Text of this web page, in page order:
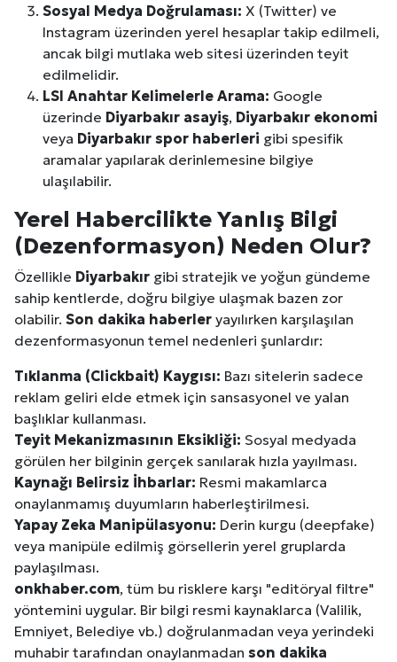
Sosyal Medya Doğrulaması: X (Twitter) ve
Instagram üzerinden yerel hesaplar takip edilmeli,
ancak bilgi mutlaka web sitesi üzerinden teyit
edilmelidir.
LSI Anahtar Kelimelerle Arama: Google
üzerinde Diyarbakır asayiş, Diyarbakır ekonomi
veya Diyarbakır spor haberleri gibi spesifik
aramalar yapılarak derinlemesine bilgiye
ulaşılabilir.
Yerel Habercilikte Yanlış Bilgi
(Dezenformasyon) Neden Olur?
Özellikle Diyarbakır gibi stratejik ve yoğun gündeme
sahip kentlerde, doğru bilgiye ulaşmak bazen zor
olabilir. Son dakika haberler yayılırken karşılaşılan
dezenformasyonun temel nedenleri şunlardır:
Tıklanma (Clickbait) Kaygısı: Bazı sitelerin sadece
reklam geliri elde etmek için sansasyonel ve yalan
başlıklar kullanması.
Teyit Mekanizmasının Eksikliği: Sosyal medyada
görülen her bilginin gerçek sanılarak hızla yayılması.
Kaynağı Belirsiz İhbarlar: Resmi makamlarca
onaylanmamış duyumların haberleştirilmesi.
Yapay Zeka Manipülasyonu: Derin kurgu (deepfake)
veya manipüle edilmiş görsellerin yerel gruplarda
paylaşılması.
onkhaber.com, tüm bu risklere karşı "editöryal filtre"
yöntemini uygular. Bir bilgi resmi kaynaklarca (Valilik,
Emniyet, Belediye vb.) doğrulanmadan veya yerindeki
muhabir tarafından onaylanmadan son dakika